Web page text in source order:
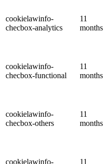
cookielawinfo-
checbox-analytics
11
months
cookielawinfo-
checbox-functional
11
months
cookielawinfo-
checbox-others
11
months
cookielawinfo- 11